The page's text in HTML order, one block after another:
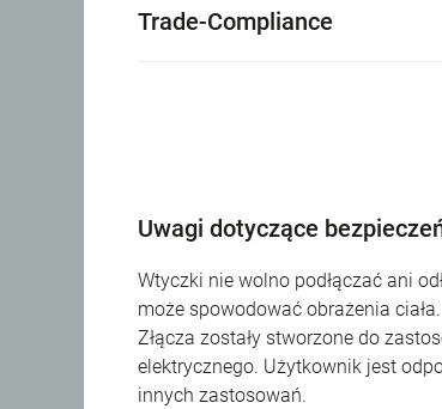
Trade-Compliance
Uwagi dotyczące
Wtyczki nie wolno podłączać ani
może spowodować obrażenia ciała.
Złącza zostały stworzone do
elektrycznego. Użytkownik jest
innych zastosowań.